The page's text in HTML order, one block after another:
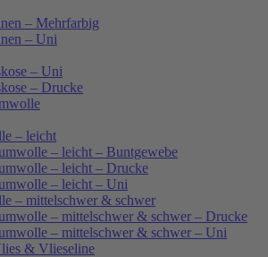
– Mehrfarbig
– Uni
– Uni
– Drucke
– leicht
– leicht – Buntgewebe
– leicht – Drucke
– leicht – Uni
– mittelschwer & schwer
– mittelschwer & schwer – Drucke
– mittelschwer & schwer – Uni
& Vlieseline